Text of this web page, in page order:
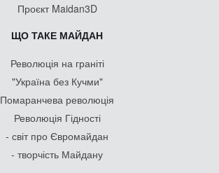
Проєкт Maidan3D
ЩО ТАКЕ МАЙДАН
Революція на граніті
"Україна без Кучми"
Помаранчева революція
Революція Гідності
- світ про Євромайдан
- творчість Майдану